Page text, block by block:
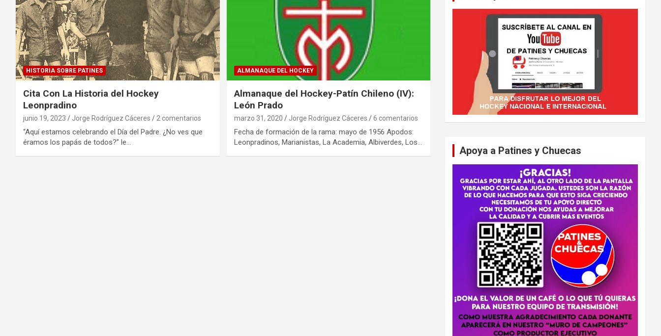
HISTORIA SOBRE PATINES
Cita Con La Historia del Hockey
Leonpradino
junio 19, 2023 Jorge Rodríguez Cáceres 2 comentarios
“Aquí estamos celebrando el Día del Padre. ¿No ves que
éramos los papás de todos?” le…
ALMANAQUE DEL HOCKEY
Almanaque del Hockey-Patín Chileno (IV):
León Prado
marzo 31, 2020 Jorge Rodríguez Cáceres 6 comentarios
Fecha de formación de la rama: mayo de 1956 Apodos:
Leonpradinos, Marianistas, La Academia, Albiverdes, Los…
Apoya a Patines y Chuecas